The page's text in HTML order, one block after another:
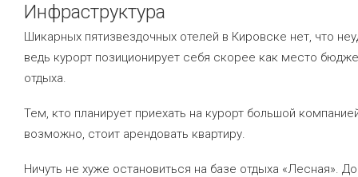
Инфраструктура
Шикарных пятизвездочных отелей в Кировске нет, что
ведь курорт позиционирует себя скорее как место
отдыха.
Тем, кто планирует приехать на курорт большой
возможно, стоит арендовать квартиру.
Ничуть не хуже остановиться на базе отдыха «Лесная».